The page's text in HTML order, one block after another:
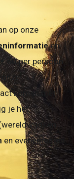
op onze
en
60 per persoon
onze
komen met
je het
en
en evenementen.